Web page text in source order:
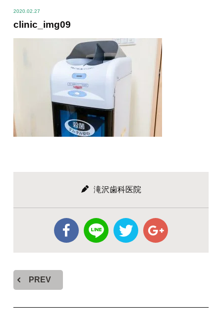
2020.02.27
clinic_img09
滝沢歯科医院
PREV